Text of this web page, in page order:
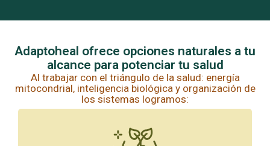
Adaptoheal ofrece opciones naturales a tu
alcance para potenciar tu salud
Al trabajar con el triángulo de la salud: energía
mitocondrial, inteligencia biológica y organización de
los sistemas logramos: